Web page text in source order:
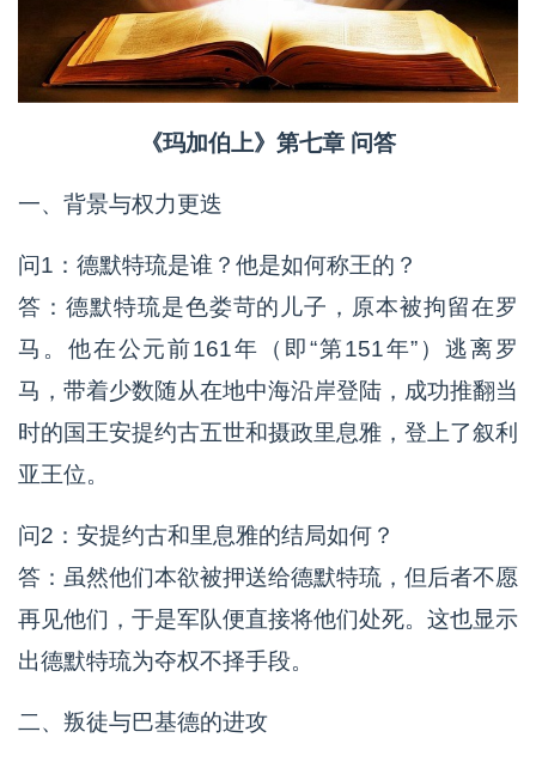
《玛加伯上》第七章 问答
一、背景与权力更迭
问1：德默特琉是谁？他是如何称王的？
答：德默特琉是色娄苛的儿子，原本被拘留在罗
马。他在公元前161年（即“第151年”）逃离罗
马，带着少数随从在地中海沿岸登陆，成功推翻当
时的国王安提约古五世和摄政里息雅，登上了叙利
亚王位。
问2：安提约古和里息雅的结局如何？
答：虽然他们本欲被押送给德默特琉，但后者不愿
再见他们，于是军队便直接将他们处死。这也显示
出德默特琉为夺权不择手段。
二、叛徒与巴基德的进攻